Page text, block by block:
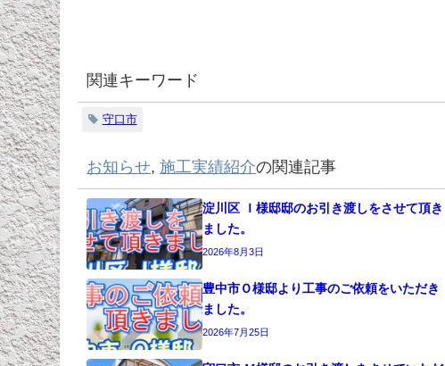
関連キーワード
守口市
お知らせ ,施工実績紹介の関連記事
淀川区 Ｉ様邸邸のお引き渡しをさせて頂き
ました。
2026年8月3日
豊中市Ｏ様邸より工事のご依頼をいただき
ました。
2026年7月25日